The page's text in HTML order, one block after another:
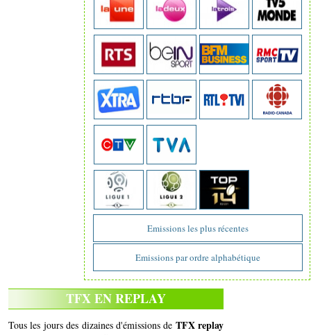
Emissions les plus récentes
Emissions par ordre alphabétique
TFX EN REPLAY
Tous les jours des dizaines d'émissions de TFX replay